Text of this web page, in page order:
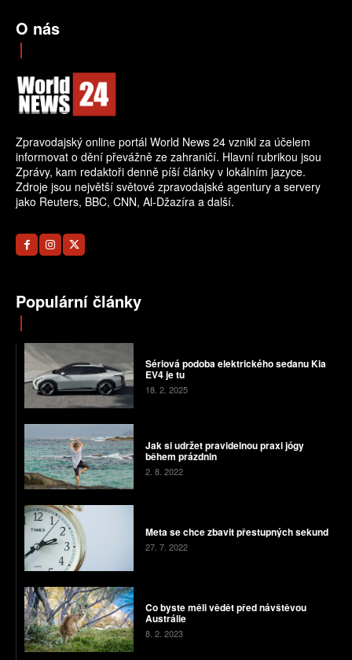
O nás
Zpravodajský online portál World News 24 vznikl za účelem
informovat o dění převážně ze zahraničí. Hlavní rubrikou jsou
Zprávy, kam redaktoři denně píší články v lokálním jazyce.
Zdroje jsou největší světové zpravodajské agentury a servery
jako Reuters, BBC, CNN, Al-Džazíra a další.
Populární články
Sériová podoba elektrického sedanu Kia
EV4 je tu
18. 2. 2025
Jak si udržet pravidelnou praxi jógy
během prázdnin
2. 8. 2022
Meta se chce zbavit přestupných sekund
27. 7. 2022
Co byste měli vědět před návštěvou
Austrálie
8. 2. 2023